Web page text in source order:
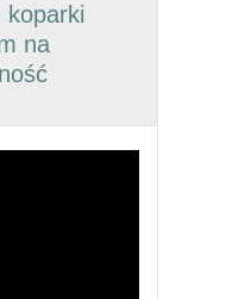
koparki
na